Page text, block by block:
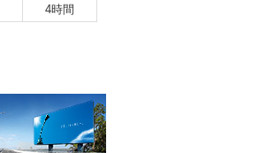
4時間